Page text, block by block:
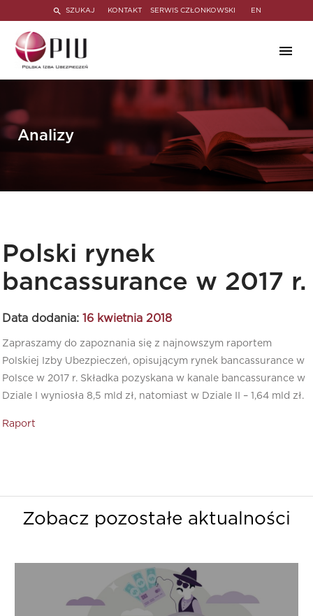
SZUKAJ KONTAKT SERWIS CZŁONKOWSKI EN
Analizy
Polski rynek
bancassurance w 2017 r.
Data dodania: 16 kwietnia 2018
Zapraszamy do zapoznania się z najnowszym raportem
Polskiej Izby Ubezpieczeń, opisującym rynek bancassurance w
Polsce w 2017 r. Składka pozyskana w kanale bancassurance w
Dziale I wyniosła 8,5 mld zł, natomiast w Dziale II – 1,64 mld zł.
Raport
Zobacz pozostałe aktualności